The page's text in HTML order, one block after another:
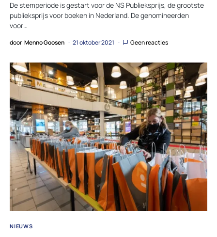
De stemperiode is gestart voor de NS Publieksprijs, de grootste
publieksprijs voor boeken in Nederland. De genomineerden
voor…
door Menno Goosen 21 oktober 2021 Geen reacties
NIEUWS